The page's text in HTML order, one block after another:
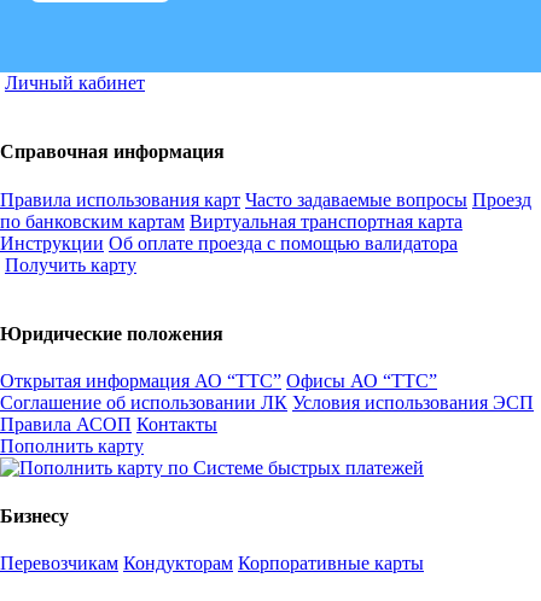
Личный кабинет
Справочная информация
Правила использования карт Часто задаваемые вопросы Проезд
по банковским картам Виртуальная транспортная карта
Инструкции Об оплате проезда с помощью валидатора
Получить карту
Юридические положения
Открытая информация АО “ТТС” Офисы АО “ТТС”
Соглашение об использовании ЛК Условия использования ЭСП
Правила АСОП Контакты
Пополнить карту
Бизнесу
Перевозчикам Кондукторам Корпоративные карты